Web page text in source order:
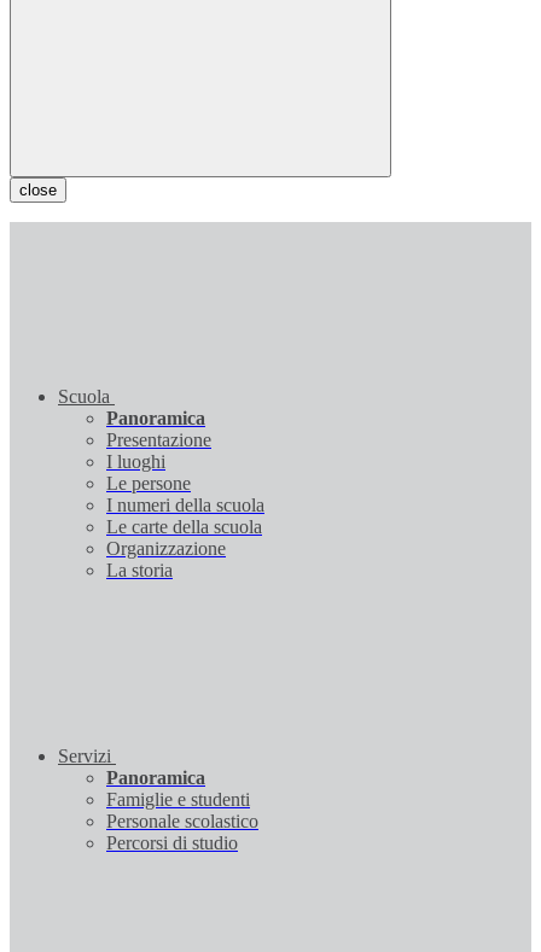
close
Scuola
Panoramica
Presentazione
I luoghi
Le persone
I numeri della scuola
Le carte della scuola
Organizzazione
La storia
Servizi
Panoramica
Famiglie e studenti
Personale scolastico
Percorsi di studio